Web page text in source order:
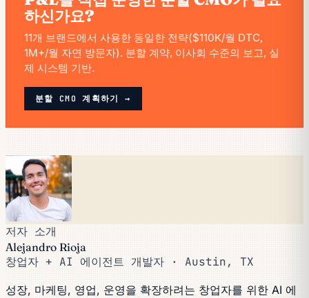
하신가요?
11개 브랜드에서 사용한 동일한 전략($110K/월 DTC,
1M+/월 자연 방문자). 분할 계약, 이사회 수준의 보고, 실
제 시스템 기반.
분할 CMO 계획하기 →
저자 소개
Alejandro Rioja
창업자 + AI 에이전트 개발자 · Austin, TX
성장, 마케팅, 영업, 운영을 확장하려는 창업자를 위한 AI 에